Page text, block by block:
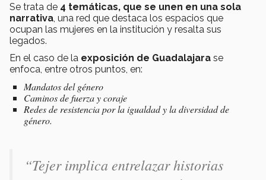
Se trata de 4 temáticas, que se unen en una sola
narrativa, una red que destaca los espacios que
ocupan las mujeres en la institución y resalta sus
legados.
En el caso de la exposición de Guadalajara se
enfoca, entre otros puntos, en:
Mandatos del género
Caminos de fuerza y coraje
Redes de resistencia por la igualdad y la diversidad de
género.
“Tejer implica entrelazar historias